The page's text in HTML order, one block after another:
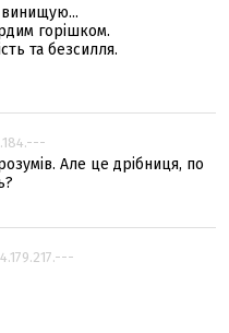
винищую...
горішком.
та безсилля.
Але це дрібниця, по